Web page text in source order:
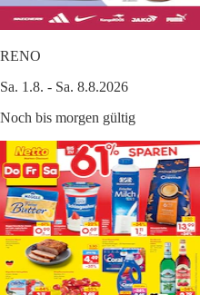
RENO
Sa. 1.8. - Sa. 8.8.2026
Noch bis morgen gültig